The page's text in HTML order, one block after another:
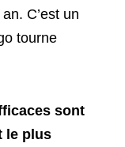
C’est un
tourne
sont
le plus